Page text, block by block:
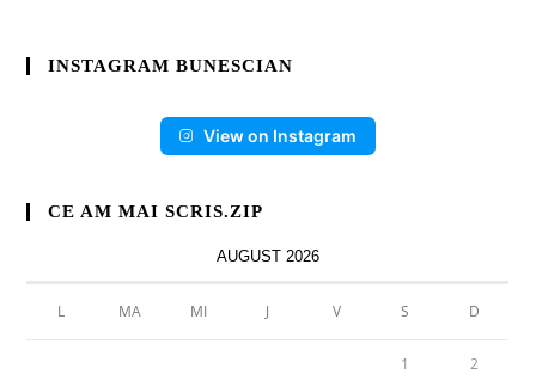
INSTAGRAM BUNESCIAN
View on Instagram
CE AM MAI SCRIS.ZIP
AUGUST 2026
L MA MI J V S D
1 2